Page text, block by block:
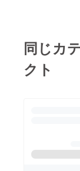
はせ
加
同じカ
クト